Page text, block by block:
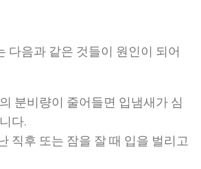
다음과 같은 것들이 원인이 되어
분비량이 줄어들면 입냄새가 심
다.
직후 또는 잠을 잘 때 입을 벌리고